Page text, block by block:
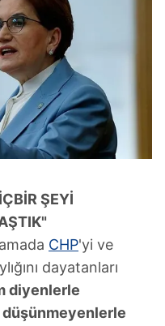
ŞEYİ
CHP'yi ve
dayatanları
diyenlerle